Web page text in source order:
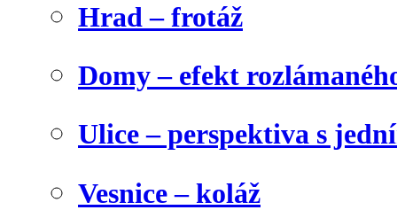
Hrad – frotáž
Domy – efekt
Ulice – perspektiva s
Vesnice – koláž